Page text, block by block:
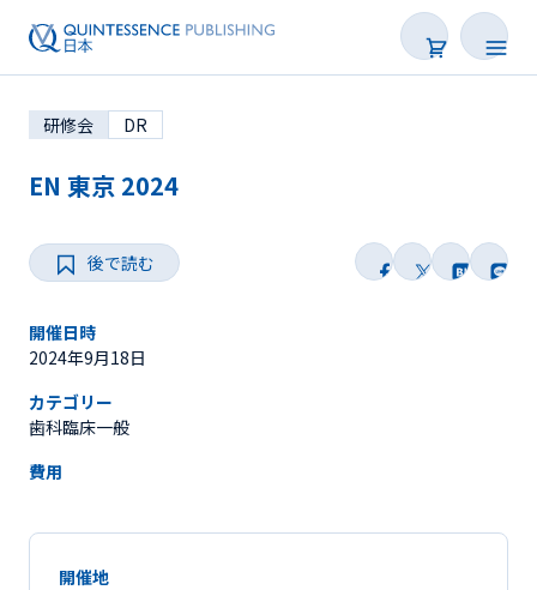
学会・研修会一覧
研修会 DR
EN 東京 2024
後で読む
開催日時
2024年9月18日
カテゴリー
歯科臨床一般
費用
開催地